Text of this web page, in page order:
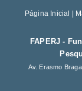
Página Inicial
FAPERJ -
Av. Erasmo